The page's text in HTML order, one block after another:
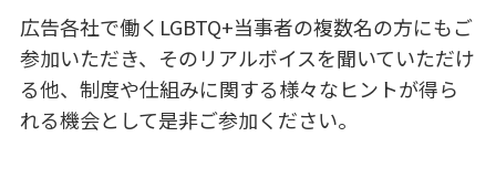
広告各社で働く LGBTQ+当事者の複数名の方にもご
参加いただき、そのリアルボイスを聞いていただけ
る他、制度や仕組みに関する様々なヒントが得ら
れる機会として是非ご参加ください。